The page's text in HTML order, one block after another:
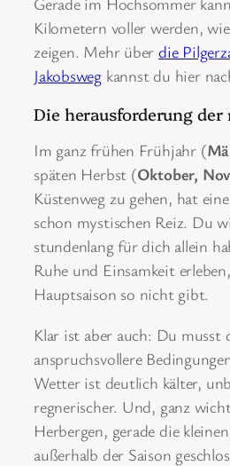
Kilometern voller werden,
zeigen. Mehr überdie
Jakobsweg kannst du hier
Die herausforderung der
Im ganz frühen Frühjahr (
späten Herbst (Oktober,
Küstenweg zu gehen, hat
schon mystischen Reiz. Du
stundenlang für dich allein
Ruhe und Einsamkeit
Hauptsaison so nicht gibt.
Klar ist aber auch: Du musst
anspruchsvollere
Wetter ist deutlich kälter,
regnerischer. Und, ganz
Herbergen, gerade die
außerhalb der Saison